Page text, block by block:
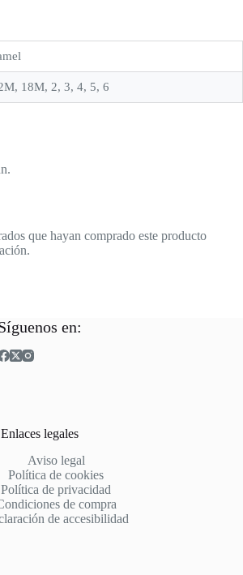
18M, 2, 3, 4, 5, 6
que hayan comprado este producto
en:
Enlaces legales
Aviso legal
Política de cookies
Política de privacidad
de compra
de accesibilidad